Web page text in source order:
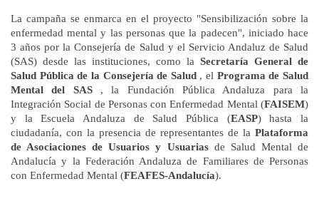
La campaña se enmarca en el proyecto "Sensibilización sobre la
enfermedad mental y las personas que la padecen", iniciado hace
3 años por la Consejería de Salud y el Servicio Andaluz de Salud
(SAS) desde las instituciones, como la Secretaría General de
Salud Pública de la Consejería de Salud, el Programa de Salud
Mental del SAS, la Fundación Pública Andaluza para la
Integración Social de Personas con Enfermedad Mental (FAISEM)
y la Escuela Andaluza de Salud Pública (EASP) hasta la
ciudadanía, con la presencia de representantes de la Plataforma
de Asociaciones de Usuarios y Usuariasde Salud Mental de
Andalucía y la Federación Andaluza de Familiares de Personas
con Enfermedad Mental (FEAFES-Andalucía).